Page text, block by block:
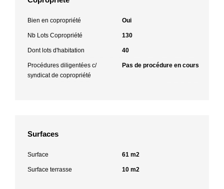
Bien en copropriété Oui
Nb Lots Copropriété 130
Dont lots d'habitation 40
Procédures diligentées c/
syndicat de copropriété
Pas de procédure en cours
Surfaces
Surface 61 m2
Surface terrasse 10 m2